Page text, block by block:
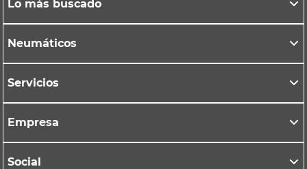
Lo más buscado
Neumáticos
Servicios
Empresa
Social